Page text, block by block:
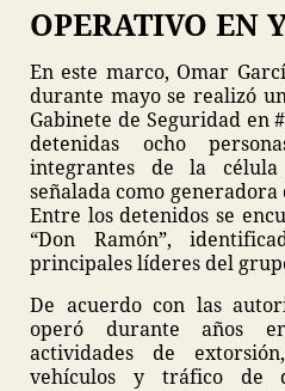
OPERATIVO EN
En este marco, Omar
durante mayo se realizó
Gabinete de Seguridad en
detenidas ocho
integrantes de la célula
señalada como
Entre los detenidos se
“Don Ramón”,
principales líderes del
De acuerdo con las
operó durante años
actividades de
vehículos y tráfico de